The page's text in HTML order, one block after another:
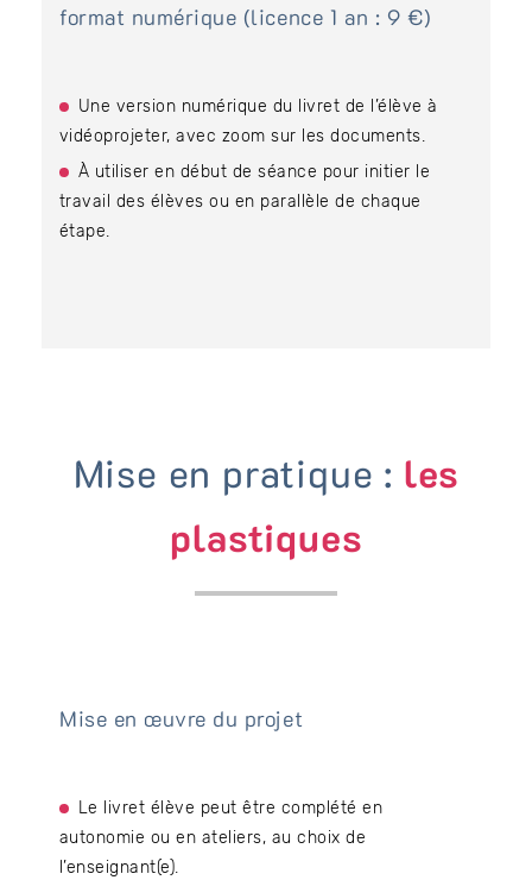
format numérique (licence 1 an : 9 €)
Une version numérique du livret de l’élève à
vidéoprojeter, avec zoom sur les documents.
À utiliser en début de séance pour initier le
travail des élèves ou en parallèle de chaque
étape.
Mise en pratique : les
plastiques
Mise en œuvre du projet
Le livret élève peut être complété en
autonomie ou en ateliers, au choix de
l’enseignant(e).